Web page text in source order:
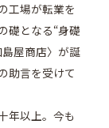
工場が転業を
礎となる“身礎
島屋商店〉が誕
助言を受けて
年以上。今も